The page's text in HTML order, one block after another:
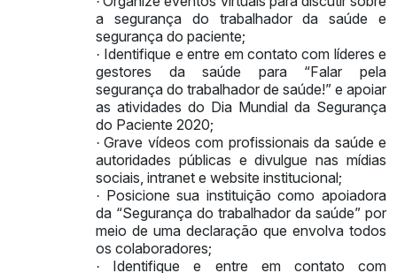
a segurança do trabalhador da saúde e
segurança do paciente;
· Identifique e entre em contato com líderes e
gestores da saúde para “Falar pela
segurança do trabalhador de saúde!” e apoiar
as atividades do Dia Mundial da Segurança
do Paciente 2020;
· Grave vídeos com profissionais da saúde e
autoridades públicas e divulgue nas mídias
sociais, intranet e website institucional;
· Posicione sua instituição como apoiadora
da “Segurança do trabalhador da saúde” por
meio de uma declaração que envolva todos
os colaboradores;
·
Identifique e entre em contato com